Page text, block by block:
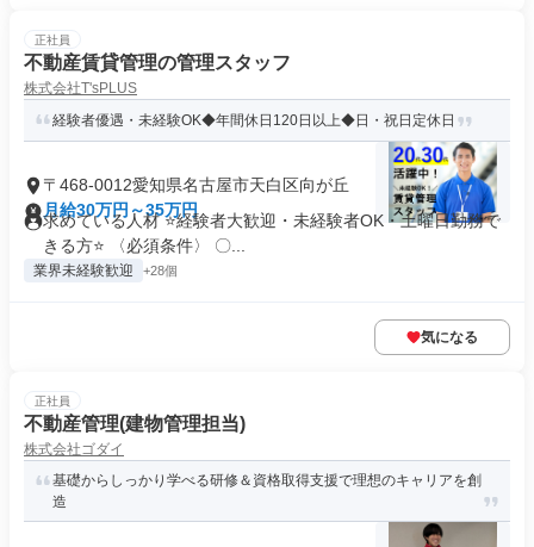
正社員
不動産賃貸管理の管理スタッフ
株式会社T'sPLUS
経験者優遇・未経験OK◆年間休日120日以上◆日・祝日定休日
〒468-0012愛知県名古屋市天白区向が丘
月給30万円～35万円
求めている人材 ⭐経験者大歓迎・未経験者OK・土曜日勤務で
きる方⭐ 〈必須条件〉 〇...
業界未経験歓迎 +28個
気になる
正社員
不動産管理(建物管理担当)
株式会社ゴダイ
基礎からしっかり学べる研修＆資格取得支援で理想のキャリアを創
造